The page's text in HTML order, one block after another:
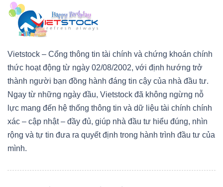
Vietstock – Cổng thông tin tài chính và chứng khoán chính
thức hoạt động từ ngày 02/08/2002, với định hướng trở
thành người bạn đồng hành đáng tin cậy của nhà đầu tư.
Ngay từ những ngày đầu, Vietstock đã không ngừng nỗ
lực mang đến hệ thống thông tin và dữ liệu tài chính chính
xác – cập nhật – đầy đủ, giúp nhà đầu tư hiểu đúng, nhìn
rộng và tự tin đưa ra quyết định trong hành trình đầu tư của
mình.